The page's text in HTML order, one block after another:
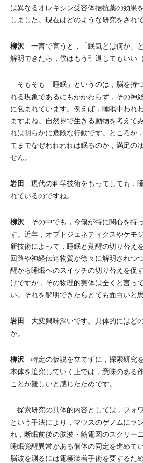
は異なるオレキシン受容体拮抗薬の効果
しました。現在はどのような研究をされ
柳沢 一言で言うと，「眠気とは何か」
解明できたら，僕はもう引退してもいい（
そもそも「睡眠」というのは，脳を持
れる現象であるにもかかわらず，その神
に包まれています。例えば，睡眠中われ
ますよね。自然界で生きる動物を考えて
れは明らかに危険な行動です。ところが
てまでなぜわれわれは眠るのか，満足の
せん。
岩田 現代の科学技術をもってしても，
れているのですね。
柳沢 その中でも，今僕が特に関心を持
す。近年，オプトジェネティクスやケモ
新技術によって，睡眠と覚醒の切り替え
回路や神経伝達物質が徐々に解明されつ
醒から睡眠へのスイッチの切り替えを促
けですが，その物理的実体は全くと言っ
い。それを解明できたらとても面白いと
岩田 大変興味深いです。具体的にはど
か。
柳沢 特定の仮説を立てずに，探索研究
本体を追究していく上では，意味のある
ことが難しいと感じたためです。
探索研究の具体的内容としては，フォ
という手法により，マウスのゲノムにラ
れ，断眠前後の脳波・筋電図のスクリー
睡眠覚醒異常がある個体の同定を進めて
脳波を測るには電極装着手術を要するた